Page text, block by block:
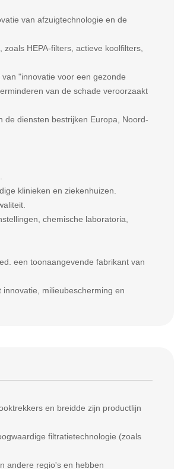
van afzuigtechnologie en de
HEPA-filters, actieve koolfilters,
"innovatie voor een gezonde
van de schade veroorzaakt
diensten bestrijken Europa, Noord-
klinieken en ziekenhuizen.
chemische laboratoria,
een toonaangevende fabrikant van
milieubescherming en
en breidde zijn productlijn
filtratietechnologie (zoals
andere regio's en hebben